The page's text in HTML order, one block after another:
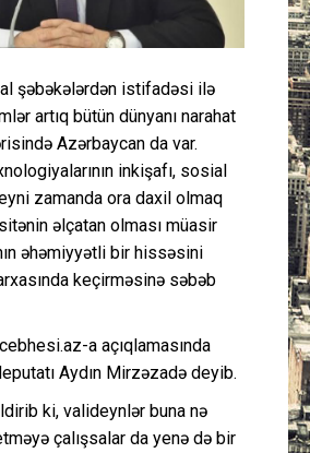
Cəmiyyət
Peşə etikası
Əlaqə
şəbəkələrdən istifadəsi ilə
artıq bütün dünyanı narahat
Azərbaycan da var.
inkişafı, sosial
zamanda ora daxil olmaq
əlçatan olması müasir
əhəmiyyətli bir hissəsini
keçirməsinə səbəb
a açıqlamasında
Aydın Mirzəzadə deyib.
ki, valideynlər buna nə
çalışsalar da yenə də bir